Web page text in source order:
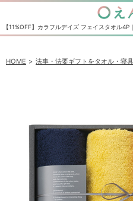
HOME 法事・法要ギフトをタオル・寝